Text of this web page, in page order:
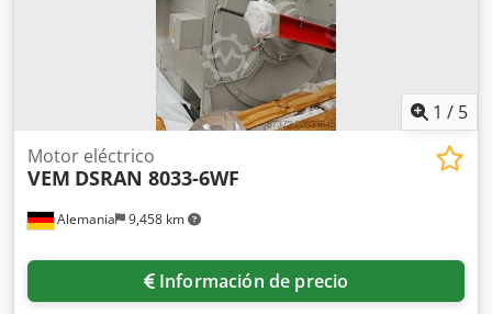
1 / 5
Alemania 9,458 km
Motor eléctrico
VEM DSRAN 8033-6WF
Información de precio